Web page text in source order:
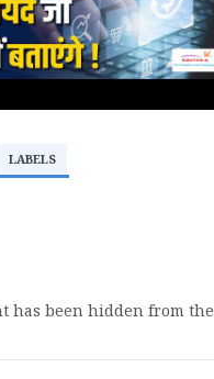
LABELS
has been hidden from the